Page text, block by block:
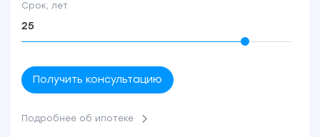
Срок, лет
Получить консультацию
Подробнее об ипотеке